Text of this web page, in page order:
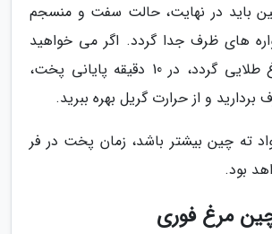
باید در نهایت، حالت سفت و منسجم
های ظرف جدا گردد. اگر می خواهید
روی ته چین مرغ طلایی گردد، در 10 دقیقه پایانی پخت،
بردارید و از حرارت گریل بهره ببرید.
ته چین بیشتر باشد، زمان پخت در فر
بود.
مرغ فوری